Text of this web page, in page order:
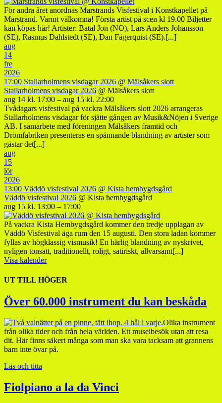
För andra året anordnas Marstrands Visfestival i Konstkapellet på
Marstrand. Varmt välkomna! Första artist på scen kl 19.00 Biljetter
kan köpas här! Artister: Batal Jon (NO), Lars Anders Johansson
(SE), Rasmus Dahlstedt (SE), Dan Fägerquist (SE).[...]
aug
14
fre
2026
17:00 Stallarholmens visdagar 2026 @ Mälsåkers slott
Stallarholmens visdagar 2026 @ Mälsåkers slott
aug 14 kl. 17:00 – aug 15 kl. 22:00
Tvådagars visfestival på vackra Mälsåkers slott 2026 arrangeras
Stallarholmens visdagar för sjätte gången av Musik&Nöjen i Sverige
AB. I samarbete med föreningen Mälsåkers framtid och
Drömfabriken presenteras en spännande blandning av artister som
gästar det[...]
aug
15
lör
2026
13:00 Väddö visfestival 2026 @ Kista hembygdsgård
Väddö visfestival 2026 @ Kista hembygdsgård
aug 15 kl. 13:00 – 17:00
På vackra Kista Hembygdsgård kommer den tredje upplagan av
Väddö Visfestival äga rum den 15 augusti. Den stora ladan kommer
fyllas av högklassig vismusik! En härlig blandning av nyskrivet,
nyligen tonsatt, traditionellt, roligt, satiriskt, allvarsamt[...]
Visa kalender
UT TILL HÖGER
Över 60.000 instrument du kan beskåda
Olika instrument
från olika tider och från hela världen. Ett museibesök utan att resa
dit. Här finns säkert många som man ska vara tacksam att grannens
barn inte övar på.
Läs och titta
Fiolpiano a la da Vinci